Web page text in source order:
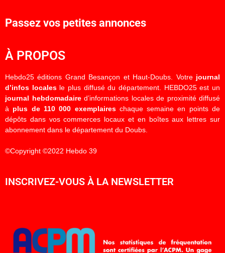
Passez vos petites annonces
À PROPOS
Hebdo25 éditions Grand Besançon et Haut-Doubs. Votre journal
d’infos localesle plus diffusé du département. HEBDO25 est un
journal hebdomadaired’informations locales de proximité diffusé
à plus de 110 000 exemplaireschaque semaine en points de
dépôts dans vos commerces locaux et en boîtes aux lettres sur
abonnement dans le département du Doubs.
©Copyright ©2022 Hebdo 39
INSCRIVEZ-VOUS À LA NEWSLETTER